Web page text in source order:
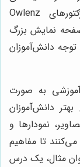
آموزشی هستند. به عبارتی، ویدئو پروژکتورهای Owlenz
نمایش بزرگ
توجه دانش‌آموزان
به صورت
دانش‌آموزان
نمودارها و
تا مفاهیم
مثال، یک درس